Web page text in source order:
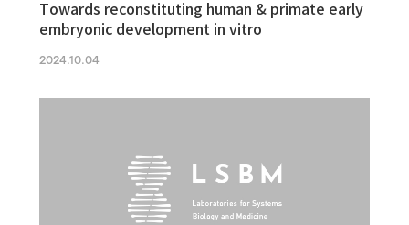
Towards reconstituting human & primate early
embryonic development in vitro
2024.10.04